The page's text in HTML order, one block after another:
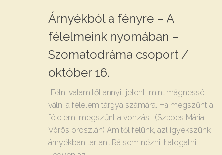
Árnyékból a fényre – A
félelmeink nyomában –
Szomatodráma csoport /
október 16.
“Félni valamitől annyit jelent, mint mágnessé
válni a félelem tárgya számára. Ha megszűnt a
félelem, megszűnt a vonzás.” (Szepes Mária:
Vörös oroszlán) Amitől félünk, azt igyekszünk
árnyékban tartani. Rá sem nézni, halogatni.